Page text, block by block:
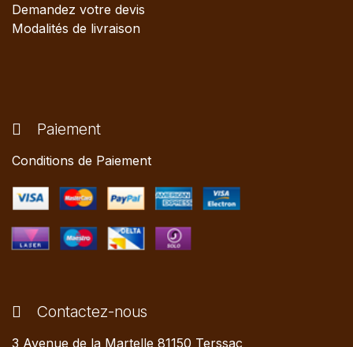
Demandez votre devis
Modalités de livraison
Paiement
Conditions de Paiement
Contactez-nous
3 Avenue de la Martelle 81150 Terssac